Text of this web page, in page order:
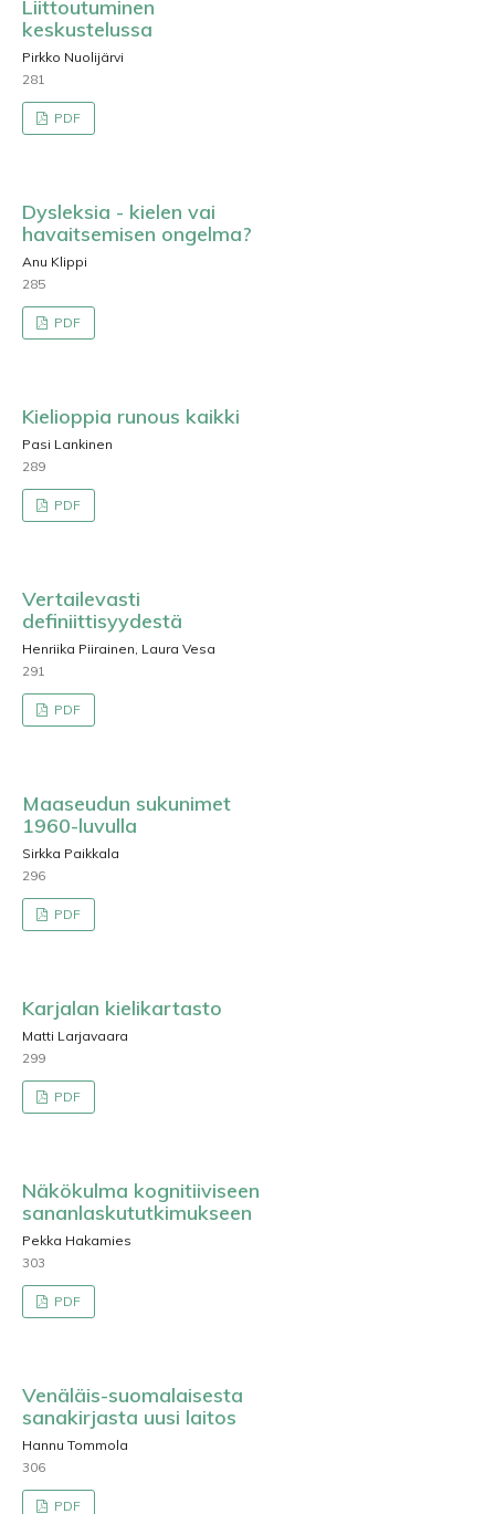
Liittoutuminen
keskustelussa
Pirkko Nuolijärvi
281
PDF
Dysleksia - kielen vai
havaitsemisen ongelma?
Anu Klippi
285
PDF
Kielioppia runous kaikki
Pasi Lankinen
289
PDF
Vertailevasti
definiittisyydestä
Henriika Piirainen, Laura Vesa
291
PDF
Maaseudun sukunimet
1960-luvulla
Sirkka Paikkala
296
PDF
Karjalan kielikartasto
Matti Larjavaara
299
PDF
Näkökulma kognitiiviseen
sananlaskututkimukseen
Pekka Hakamies
303
PDF
Venäläis-suomalaisesta
sanakirjasta uusi laitos
Hannu Tommola
306
PDF